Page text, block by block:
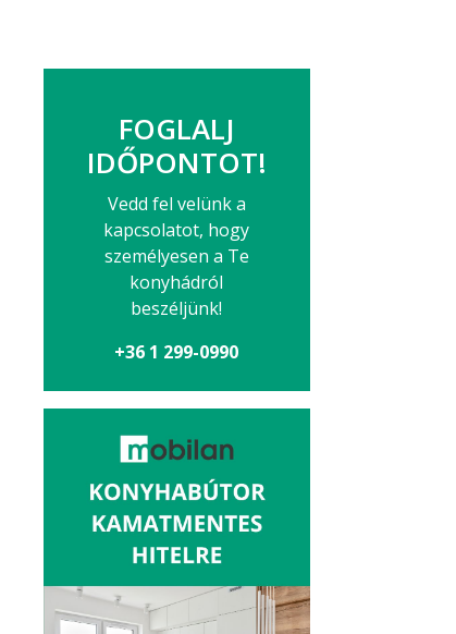
FOGLALJ
IDŐPONTOT!
Vedd fel velünk a
kapcsolatot, hogy
személyesen a Te
konyhádról
beszéljünk!
+36 1 299-0990